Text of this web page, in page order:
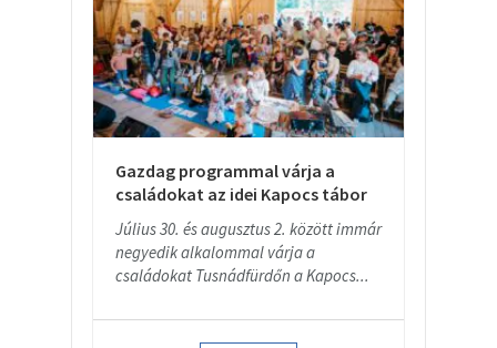
Gazdag programmal várja a
családokat az idei Kapocs tábor
Július 30. és augusztus 2. között immár
negyedik alkalommal várja a
családokat Tusnádfürdőn a Kapocs...